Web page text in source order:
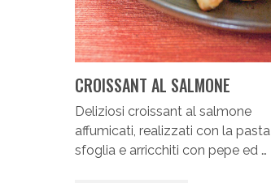
CROISSANT AL SALMONE
Deliziosi croissant al salmone
affumicati, realizzati con la pasta
sfoglia e arricchiti con pepe ed …